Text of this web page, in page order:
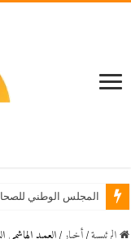
استنفار بزاكورة بع